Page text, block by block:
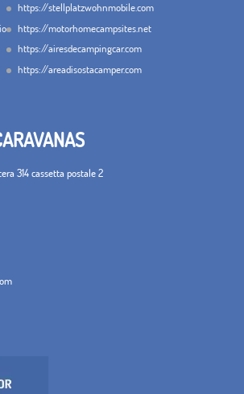
https://stellplatzwohnmobile.com
https://motorhomecampsites.net
https://airesdecampingcar.com
https://areadisostacamper.com
314 cassetta postale 2